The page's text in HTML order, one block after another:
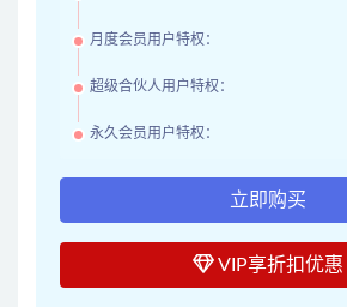
月度会员用户特权：
超级合伙人用户特权：
永久会员用户特权：
立即购买
VIP享折扣优惠